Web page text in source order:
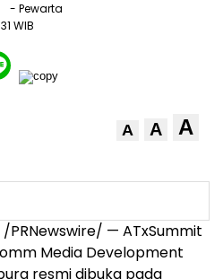
- Pewarta
WIB
A A A
/PRNewswire/ — ATxSummit
Media Development
resmi dibuka pada